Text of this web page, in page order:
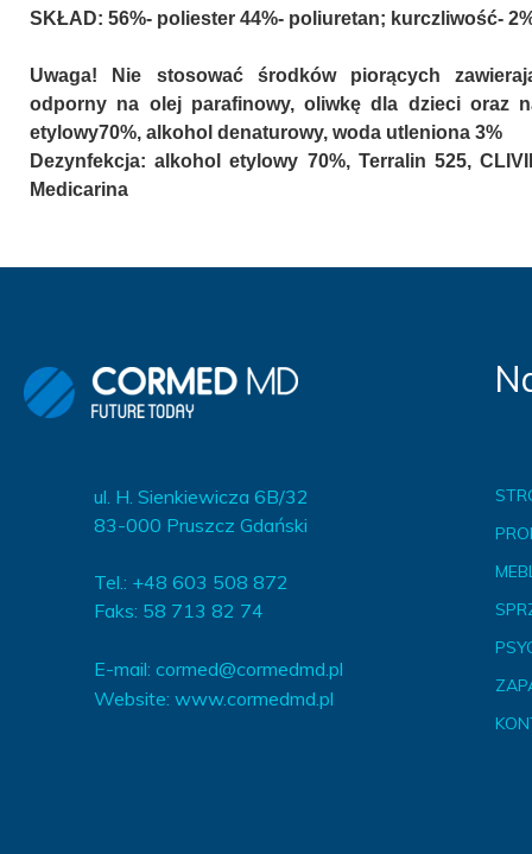
SKŁAD: 56%- poliester 44%- poliuretan; kurczliwość-
Uwaga! Nie stosować środków piorących
odporny na olej parafinowy, oliwkę dla dzieci oraz
etylowy70%, alkohol denaturowy, woda utleniona 3%
Dezynfekcja: alkohol etylowy 70%, Terralin 525,
Medicarina
ul. H. Sienkiewicza 6B/32
83-000 Pruszcz Gdański
Tel.: +48 603 508 872
Faks: 58 713 82 74
E-mail: cormed@cormedmd.pl
Website: www.cormedmd.pl